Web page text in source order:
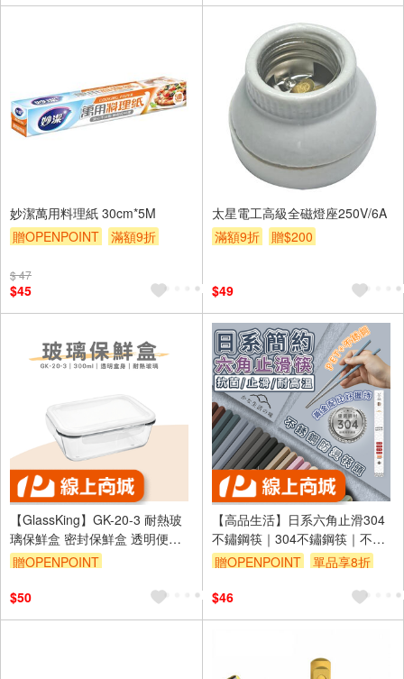
妙潔萬用料理紙 30cm*5M
贈OPENPOINT
滿額9折
$ 47
$45
太星電工高級全磁燈座250V/6A
滿額9折
贈$200
$49
【GlassKing】GK-20-3 耐熱玻
璃保鮮盒 密封保鮮盒 透明便當
盒 玻璃便當盒 健康餐盒
贈OPENPOINT
$50
【高品生活】日系六角止滑304
不鏽鋼筷｜304不鏽鋼筷｜不鏽
鋼筷子｜日系筷子｜六角筷｜止
贈OPENPOINT
單品享8折
$46